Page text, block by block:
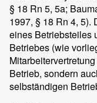
§ 18 Rn 5, 5a;
1997, § 18 Rn 4, 5).
eines Betriebsteiles
Betriebes (wie
Betrieb, sondern
selbständigen